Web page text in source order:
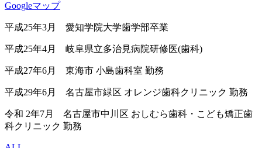
Googleマップ
平成25年3月 愛知学院大学歯学部卒業
平成25年4月 岐阜県立多治見病院研修医(歯科)
平成27年6月 東海市 小島歯科室 勤務
平成29年6月 名古屋市緑区 オレンジ歯科クリニック 勤務
令和 2年7月 名古屋市中川区 おしむら歯科・こども矯正歯
科クリニック 勤務